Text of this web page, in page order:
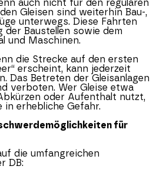
auch nicht für den regulären
Gleisen sind weiterhin Bau-,
unterwegs. Diese Fahrten
der Baustellen sowie dem
und Maschinen.
die Strecke auf den ersten
erscheint, kann jederzeit
Das Betreten der Gleisanlagen
verboten. Wer Gleise etwa
oder Aufenthalt nutzt,
in erhebliche Gefahr.
für
die umfangreichen
DB: